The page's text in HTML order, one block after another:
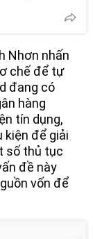
Nhơn nhấn
chế để tự
đang có
hàng
tín dụng,
kiện để giải
số thủ tục
đề này
vốn để